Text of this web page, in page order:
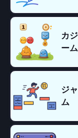
カ
ーム
ジ
ム